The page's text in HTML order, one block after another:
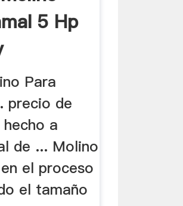
5 Hp
Para
precio de
a
de ... Molino
el proceso
el tamaño